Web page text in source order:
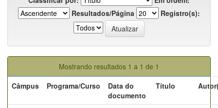
Resultados/Página
Registro(s):
Mostrando resultados 1 a 1 de 1
Câmpus
Programa/Curso
Data do
documento
Título